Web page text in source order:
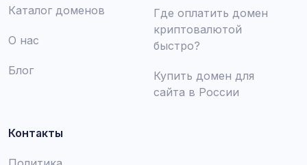
Каталог доменов
О нас
Блог
Где оплатить домен
криптовалютой
быстро?
Купить домен для
сайта в России
Контакты